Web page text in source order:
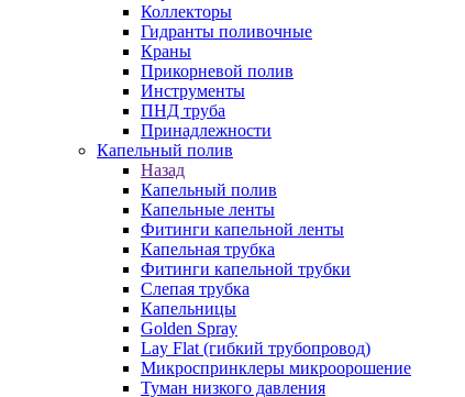
Коллекторы
Гидранты поливочные
Краны
Прикорневой полив
Инструменты
ПНД труба
Принадлежности
Капельный полив
Назад
Капельный полив
Капельные ленты
Фитинги капельной ленты
Капельная трубка
Фитинги капельной трубки
Слепая трубка
Капельницы
Golden Spray
Lay Flat (гибкий трубопровод)
Микроспринклеры микроорошение
Туман низкого давления